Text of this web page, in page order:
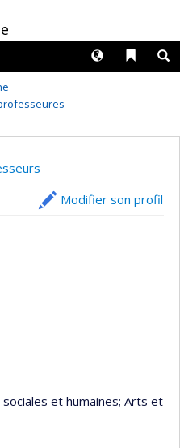
Liens
Langues
Modifier son profil
sociales et humaines; Arts et